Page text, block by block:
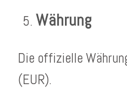
Währung
Die offizielle
(EUR).